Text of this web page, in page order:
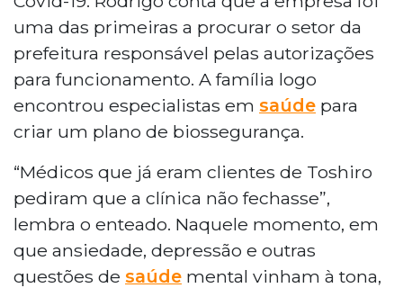
uma das primeiras a procurar o setor da
prefeitura responsável pelas autorizações
para funcionamento. A família logo
encontrou especialistas em saúde para
criar um plano de biossegurança.
“Médicos que já eram clientes de Toshiro
pediram que a clínica não fechasse”,
lembra o enteado. Naquele momento, em
que ansiedade, depressão e outras
questões de saúde mental vinham à tona,